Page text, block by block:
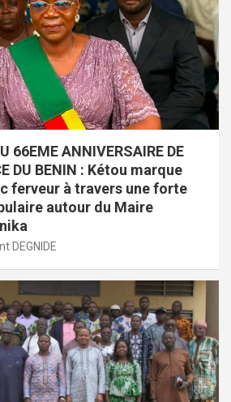
66EME ANNIVERSAIRE DE
DU BENIN : Kétou marque
ferveur à travers une forte
autour du Maire
DEGNIDE